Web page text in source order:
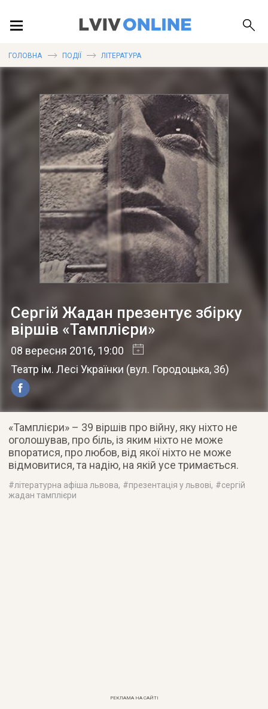
ПУБЛІКАЦІЇ
ДОВІДКА
ГОЛОВНА ПОДІЇ ЛІТЕРАТУРА
Сергій Жадан презентує збірку
віршів «Тамплієри»
08 вересня 2016, 19:00
Театр ім. Лесі Українки (вул. Городоцька, 36)
«Тамплієри» – 39 віршів про війну, яку ніхто не
оголошував, про біль, із яким ніхто не може
впоратися, про любов, від якої ніхто не може
відмовитися, та надію, на якій усе тримається.
#літературна афіша львова, #презентація у львові, #сергій
жадан тамплієри
РЕКЛАМА НА САЙТІ